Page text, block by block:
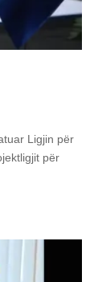
Ligjin për
për